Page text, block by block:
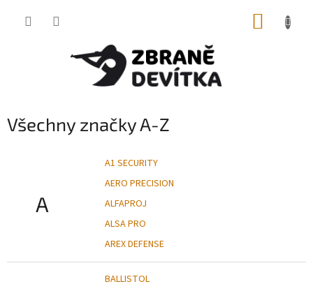
Všechny značky A-Z
A
A1 SECURITY
AERO PRECISION
ALFAPROJ
ALSA PRO
AREX DEFENSE
BALLISTOL